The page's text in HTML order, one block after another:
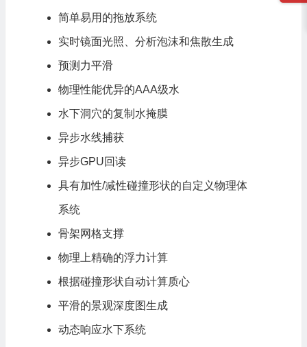
简单易用的拖放系统
实时镜面光照、分析泡沫和焦散生成
预测力平滑
物理性能优异的AAA级水
水下洞穴的复制水掩膜
异步水线捕获
异步GPU回读
具有加性/减性碰撞形状的自定义物理体
系统
骨架网格支撑
物理上精确的浮力计算
根据碰撞形状自动计算质心
平滑的景观深度图生成
动态响应水下系统